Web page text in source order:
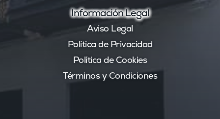
Información Legal
Aviso Legal
Política de Privacidad
Política de Cookies
Términos y Condiciones